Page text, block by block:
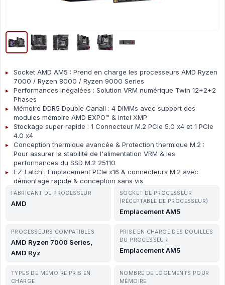
Socket AMD AM5 : Prend en charge les processeurs AMD Ryzen
7000 / Ryzen 8000 / Ryzen 9000 Series
Performances inégalées : Solution VRM numérique Twin 12+2+2
Phases
Mémoire DDR5 Double Canall : 4 DIMMs avec support des
modules mémoire AMD EXPO™ & Intel XMP
Stockage super rapide : 1 Connecteur M.2 PCIe 5.0 x4 et 1 PCIe
4.0 x4
Conception thermique avancée & Protection thermique M.2 :
Pour assurer la stabilité de l'alimentation VRM & les
performances du SSD M.2 25110
EZ-Latch : Emplacement PCIe x16 & connecteurs M.2 avec
démontage rapide & conception sans vis
FABRICANT DE PROCESSEUR
AMD
SOCKET DE PROCESSEUR
(RÉCEPTABLE DE PROCESSEUR)
Emplacement AM5
PROCESSEURS COMPATIBLES
AMD Ryzen 7000 Series,
AMD Ryz
PRISE EN CHARGE DES DOUILLES
DU PROCESSEUR
Emplacement AM5
TYPES DE MÉMOIRE PRIS EN
CHARGE
NOMBRE DE LOGEMENTS POUR
MÉMOIRE